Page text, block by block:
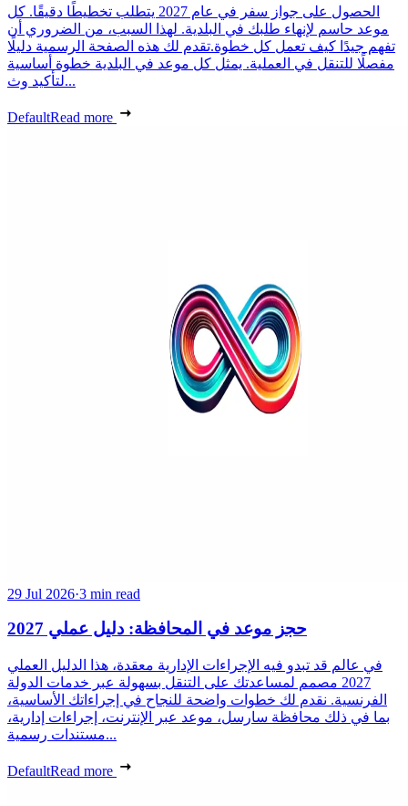
الحصول على جواز سفر في عام 2027 يتطلب تخطيطًا دقيقًا. كل
موعد حاسم لإنهاء طلبك في البلدية. لهذا السبب، من الضروري أن
تفهم جيدًا كيف تعمل كل خطوة.تقدم لك هذه الصفحة الرسمية دليلًا
مفصلًا للتنقل في العملية. يمثل كل موعد في البلدية خطوة أساسية
لتأكيد وث...
DefaultRead more
29 Jul 2026·3 min read
حجز موعد في المحافظة: دليل عملي 2027
في عالم قد تبدو فيه الإجراءات الإدارية معقدة، هذا الدليل العملي
2027 مصمم لمساعدتك على التنقل بسهولة عبر خدمات الدولة
الفرنسية. نقدم لك خطوات واضحة للنجاح في إجراءاتك الأساسية،
بما في ذلك محافظة سارسل، موعد عبر الإنترنت، إجراءات إدارية،
مستندات رسمية...
DefaultRead more